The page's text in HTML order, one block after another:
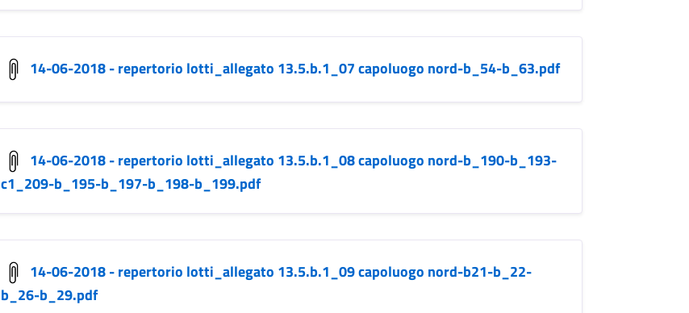
14-06-2018 - repertorio lotti_allegato 13.5.b.1_07 capoluogo nord-b_54-b_63.pdf
14-06-2018 - repertorio lotti_allegato 13.5.b.1_08 capoluogo nord-b_190-b_193-
c1_209-b_195-b_197-b_198-b_199.pdf
14-06-2018 - repertorio lotti_allegato 13.5.b.1_09 capoluogo nord-b21-b_22-
b_26-b_29.pdf